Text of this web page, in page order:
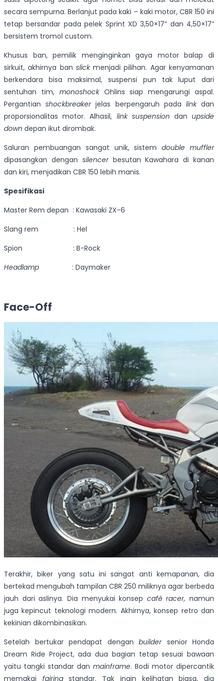
secara sempurna. Berlanjut pada kaki – kaki motor, CBR 150 ini
tetap bersandar pada pelek Sprint XD 3,50×17” dan 4,50×17”
bersistem tromol custom.
Khusus ban, pemilik menginginkan gaya motor balap di
sirkuit, akhirnya ban slickmenjadi pilihan. Agar kenyamanan
berkendara bisa maksimal, suspensi pun tak luput dari
sentuhan tim, monoshockOhlins siap mengarungi aspal.
Pergantianshockbreakerjelas berpengaruh pada linkdan
proporsionalitas motor. Alhasil, link suspension danupside
down depan ikut dirombak.
Saluran pembuangan sangat unik, sistemdouble muffler
dipasangkan dengan silencerbesutan Kawahara di kanan
dan kiri, menjadikan CBR 150 lebih manis.
Spesifikasi
Master Rem depan : Kawasaki ZX-6
Slang rem : Hel
Spion : B-Rock
Headlamp : Daymaker
Face-Off
Terakhir, biker yang satu ini sangat anti kemapanan, dia
bertekad mengubah tampilan CBR 250 miliknya agar berbeda
jauh dari aslinya. Dia menyukai konsep café racer, namun
juga kepincut teknologi modern. Akhirnya, konsep retro dan
kekinian dikombinasikan.
Setelah bertukar pendapat dengan buildersenior Honda
Dream Ride Project, ada dua bagian tetap sesuai bawaan
yaitu tangki standar dan mainframe. Bodi motor dipercantik
memakai fairingstandar. Tak ingin kelihatan biasa, dia